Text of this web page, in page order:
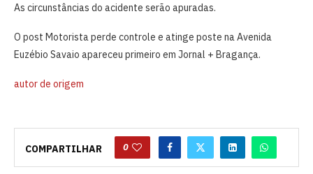
As circunstâncias do acidente serão apuradas.
O post Motorista perde controle e atinge poste na Avenida
Euzébio Savaio apareceu primeiro em Jornal + Bragança.
autor de origem
COMPARTILHAR 0